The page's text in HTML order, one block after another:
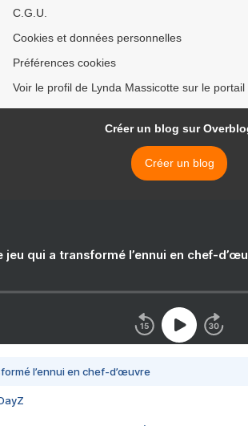
C.G.U.
Cookies et données personnelles
Préférences cookies
Voir le profil de Lynda Massicotte sur le portail
Créer un blog sur
Créer un blog
jeu qui a transformé l’ennui en chef-
l’ennui en chef-d’œuvre